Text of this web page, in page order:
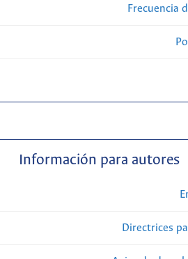
Frecuencia
Información para autores
Directrices